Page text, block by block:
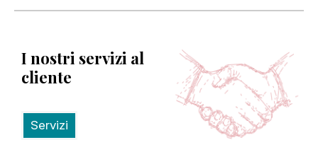
I nostri servizi al
cliente
Servizi